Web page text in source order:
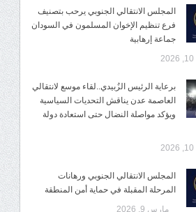
المجلس الانتقالي الجنوبي يرحب بتصنيف
فرع تنظيم الإخوان المسلمون في السودان
جماعة إرهابية
برعاية الرئيس الزُبيدي..لقاء موسع لانتقالي
العاصمة عدن يناقش التحديات السياسية
ويؤكد مواصلة النضال حتى استعادة دولة
المجلس الانتقالي الجنوبي ورهانات
المرحلة المقبلة في حماية أمن المنطقة
مارس 9, 2026